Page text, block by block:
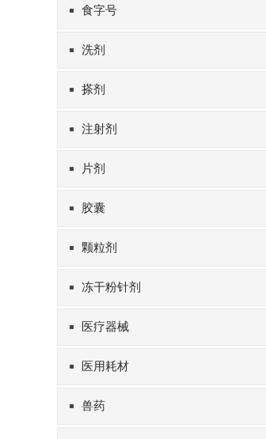
食字号
洗剂
搽剂
注射剂
片剂
胶囊
颗粒剂
冻干粉针剂
医疗器械
医用耗材
兽药